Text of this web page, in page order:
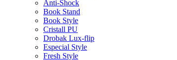
Anti-Shock
Book Stand
Book Style
Cristall PU
Drobak Lux-flip
Especial Style
Fresh Style